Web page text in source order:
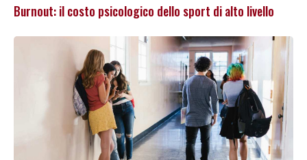
Burnout: il costo psicologico dello sport di alto livello